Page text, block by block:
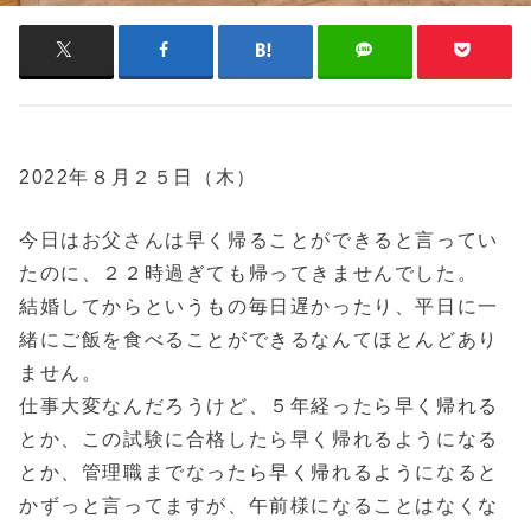
2022年８月２５日（木）
今日はお父さんは早く帰ることができると言ってい
たのに、２２時過ぎても帰ってきませんでした。
結婚してからというもの毎日遅かったり、平日に一
緒にご飯を食べることができるなんてほとんどあり
ません。
仕事大変なんだろうけど、５年経ったら早く帰れる
とか、この試験に合格したら早く帰れるようになる
とか、管理職までなったら早く帰れるようになると
かずっと言ってますが、午前様になることはなくな